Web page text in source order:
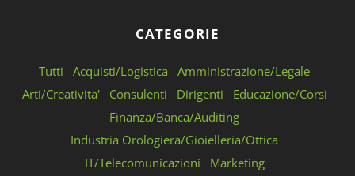
CATEGORIE
Tutti Acquisti/Logistica
Amministrazione/Legale
Arti/Creativita'
Consulenti Dirigenti
Educazione/Corsi
Finanza/Banca/Auditing
Industria Orologiera/Gioielleria/Ottica
IT/Telecomunicazioni
Marketing